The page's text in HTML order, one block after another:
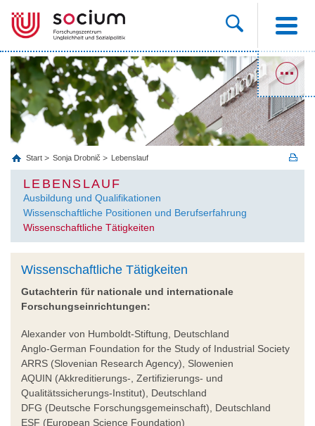
Start Sonja Drobnič Lebenslauf
LEBENSLAUF
Ausbildung und Qualifikationen
Wissenschaftliche Positionen und Berufserfahrung
Wissenschaftliche Tätigkeiten
Wissenschaftliche Tätigkeiten
Gutachterin für nationale und internationale
Forschungseinrichtungen:
Alexander von Humboldt-Stiftung, Deutschland
Anglo-German Foundation for the Study of Industrial Society
ARRS (Slovenian Research Agency), Slowenien
AQUIN (Akkreditierungs-, Zertifizierungs- und
Qualitätssicherungs-Institut), Deutschland
DFG (Deutsche Forschungsgemeinschaft), Deutschland
ESF (European Science Foundation)